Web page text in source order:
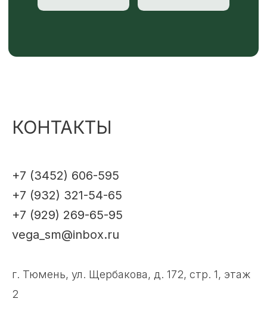
КОНТАКТЫ
+7 (3452) 606-595
+7 (932) 321-54-65
+7 (929) 269-65-95
vega_sm@inbox.ru
г. Тюмень, ул. Щербакова, д. 172, стр. 1, этаж
2